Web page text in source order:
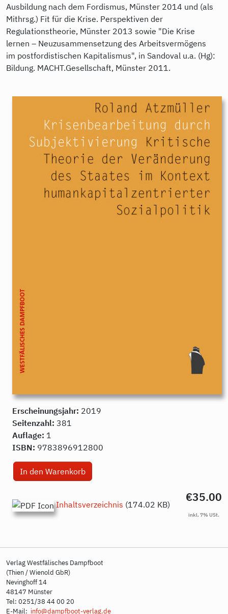
Ausbildung nach dem Fordismus, Münster 2014 und (als
Mithrsg.) Fit für die Krise. Perspektiven der
Regulationstheorie, Münster 2013 sowie "Die Krise
lernen – Neuzusammensetzung des Arbeitsvermögens
im postfordistischen Kapitalismus", in Sandoval u.a. (Hg):
Bildung. MACHT.Gesellschaft, Münster 2011.
9783896912800.jpeg
Erscheinungsjahr: 2019
Seitenzahl: 381
Auflage: 1
ISBN: 9783896912800
€35.00
Inhaltsverzeichnis (174.02 KB)
Verlag Westfälisches Dampfboot
(Thien / Wienold GbR)
Nevinghoff 14
48147 Münster
Tel: 0251/38 44 00 20
E-Mail: info@dampfboot-verlag.de